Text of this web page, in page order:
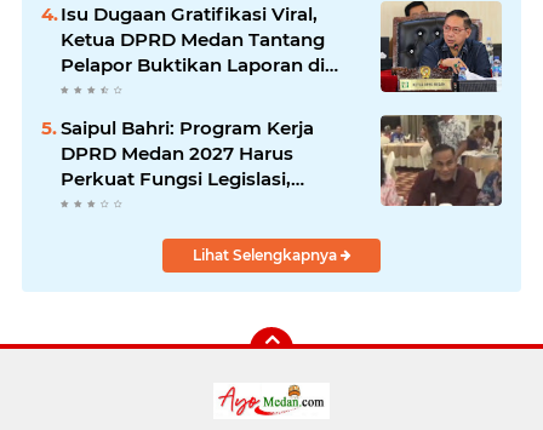
Isu Dugaan Gratifikasi Viral,
Ketua DPRD Medan Tantang
Pelapor Buktikan Laporan di
KPK dan Kejagung
Saipul Bahri: Program Kerja
DPRD Medan 2027 Harus
Perkuat Fungsi Legislasi,
Anggaran dan Pengawasan
Lihat Selengkapnya